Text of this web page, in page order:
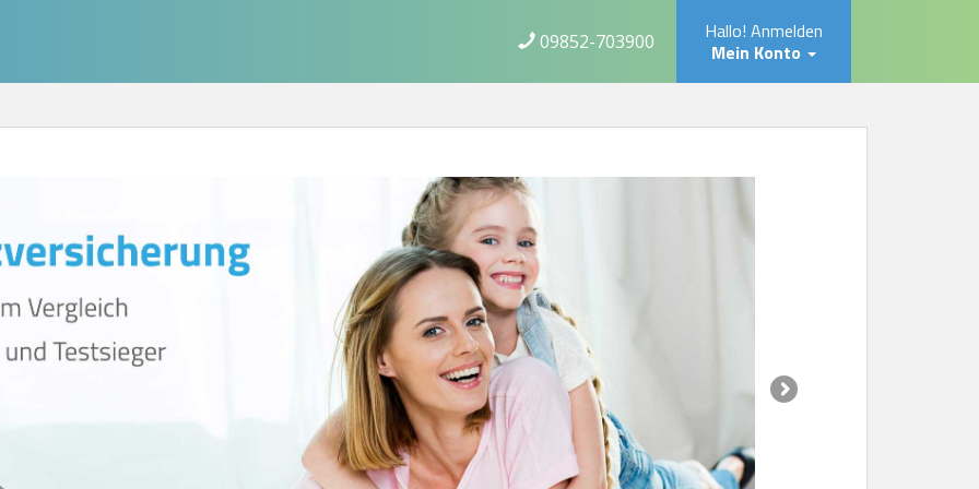
Hallo! Anmelden
Mein Konto
09852-703900